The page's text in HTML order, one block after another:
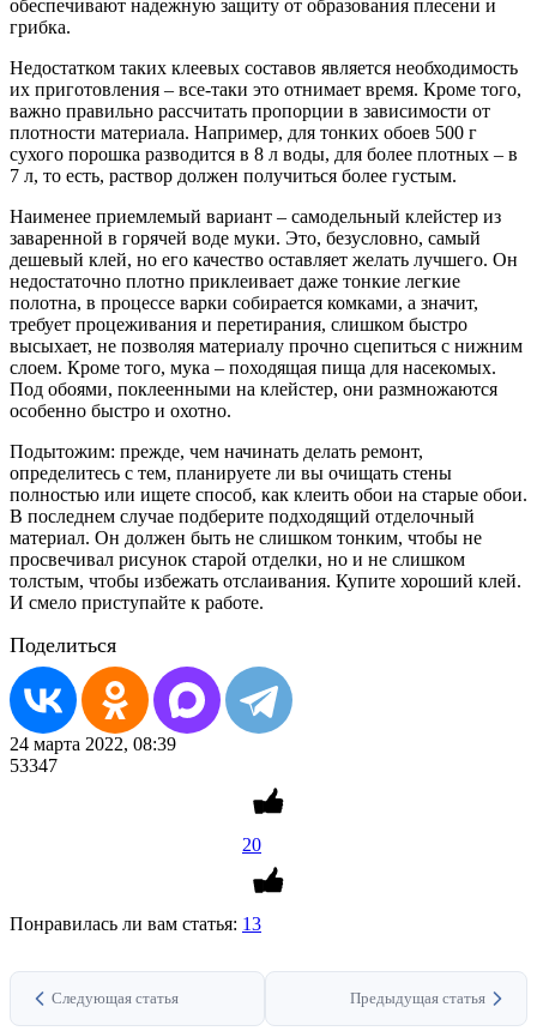
обеспечивают надежную защиту от образования плесени и
грибка.
Недостатком таких клеевых составов является необходимость
их приготовления – все-таки это отнимает время. Кроме того,
важно правильно рассчитать пропорции в зависимости от
плотности материала. Например, для тонких обоев 500 г
сухого порошка разводится в 8 л воды, для более плотных – в
7 л, то есть, раствор должен получиться более густым.
Наименее приемлемый вариант – самодельный клейстер из
заваренной в горячей воде муки. Это, безусловно, самый
дешевый клей, но его качество оставляет желать лучшего. Он
недостаточно плотно приклеивает даже тонкие легкие
полотна, в процессе варки собирается комками, а значит,
требует процеживания и перетирания, слишком быстро
высыхает, не позволяя материалу прочно сцепиться с нижним
слоем. Кроме того, мука – походящая пища для насекомых.
Под обоями, поклеенными на клейстер, они размножаются
особенно быстро и охотно.
Подытожим: прежде, чем начинать делать ремонт,
определитесь с тем, планируете ли вы очищать стены
полностью или ищете способ, как клеить обои на старые обои.
В последнем случае подберите подходящий отделочный
материал. Он должен быть не слишком тонким, чтобы не
просвечивал рисунок старой отделки, но и не слишком
толстым, чтобы избежать отслаивания. Купите хороший клей.
И смело приступайте к работе.
Поделиться
24 марта 2022, 08:39
53347
Понравилась ли вам статья:
20
13
Следующая статья Предыдущая статья